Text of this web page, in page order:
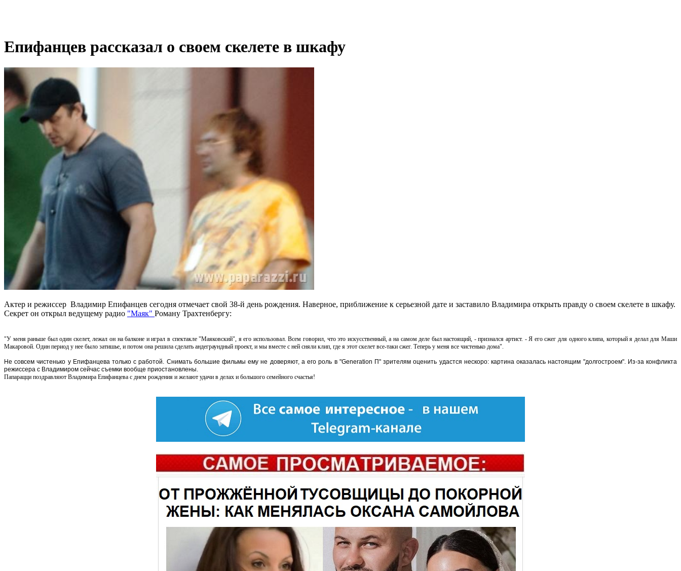
Епифанцев рассказал о своем скелете в шкафу
Актер и режиссер Владимир Епифанцев сегодня отмечает свой 38-й день рождения. Наверное, приближение к серьезной дате и заставило Владимира открыть правду о своем скелете в шкафу.
Секрет он открыл ведущему радио "Маяк" Роману Трахтенбергу:
"У меня раньше был один скелет, лежал он на балконе и играл в спектакле "Маяковский", я его использовал. Всем говорил, что это искусственный, а на самом деле был настоящий, - признался артист. - Я его сжег для одного клипа, который я делал для Маши
Макаровой. Один период у нее было затишье, и потом она решила сделать андеграундный проект, и мы вместе с ней сняли клип, где я этот скелет все-таки сжег. Теперь у меня все чистенько дома".
Не совсем чистенько у Епифанцева только с работой. Снимать большие фильмы ему не доверяют, а его роль в "Generation П" зрителям оценить удастся нескоро: картина оказалась настоящим "долгостроем". Из-за конфликта
режиссера с Владимиром сейчас съемки вообще приостановлены.
Папарацци поздравляют Владимира Епифанцева с днем рождения и желают удачи в делах и большого семейного счастья!